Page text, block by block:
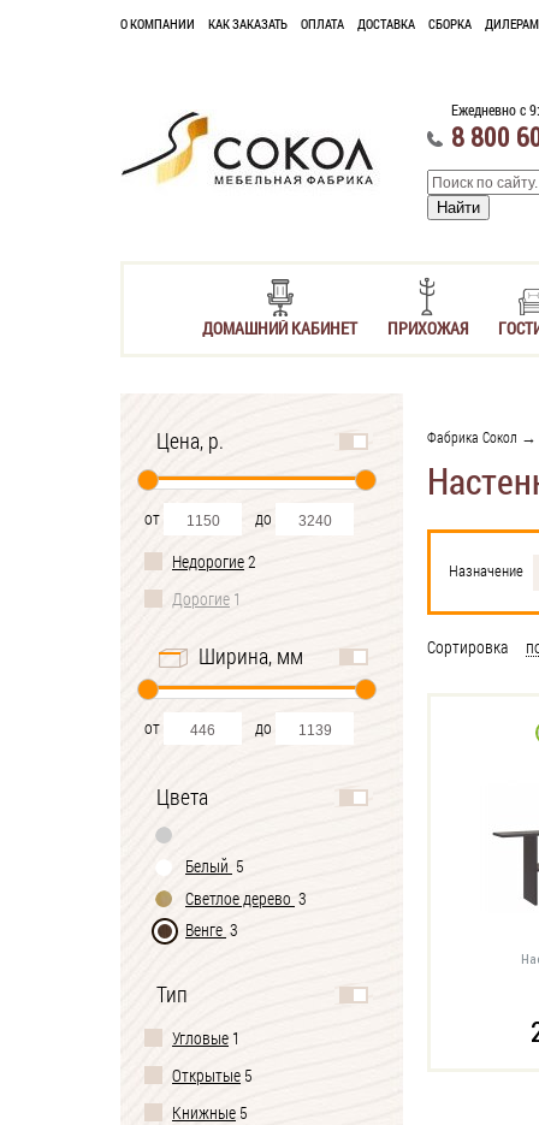
О КОМПАНИИ КАК ЗАКАЗАТЬ ОПЛАТА ДОСТАВКА СБОРКА ДИЛЕРАМ
Ежедневно с
8 800
ДОМАШНИЙ КАБИНЕТ ПРИХОЖАЯ
Цена, р.
от
до
Недорогие2
Дорогие 1
Ширина, мм
от до
Цвета
Белый 5
Светлое дерево 3
Венге 3
Тип
Угловые 1
Открытые 5
Книжные 5
Фабрика Сокол →
Назначение
Сортировка